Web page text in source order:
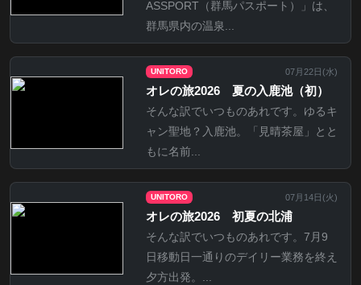
ASSPORT（群馬パスポート）」は、
群馬県内の温泉...
UNITORO 07月22日(水)
オレの旅2026 夏の入鹿池（初）
そんな訳でいつものあれです。ゆるキ
ャン聖地？入鹿池。「見晴茶屋」とと
もに名前...
UNITORO 07月14日(火)
オレの旅2026 初夏の北浦
そんな訳でいつものあれです。7月9
日移動日一通りのデイリー業務を終え
夕方出発。...